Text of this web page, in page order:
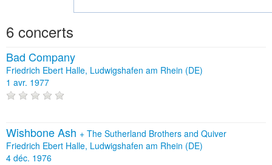
6 concerts
Bad Company
Friedrich Ebert Halle, Ludwigshafen am Rhein (DE)
1 avr. 1977
Wishbone Ash + The Sutherland Brothers and Quiver
Friedrich Ebert Halle, Ludwigshafen am Rhein (DE)
4 déc. 1976